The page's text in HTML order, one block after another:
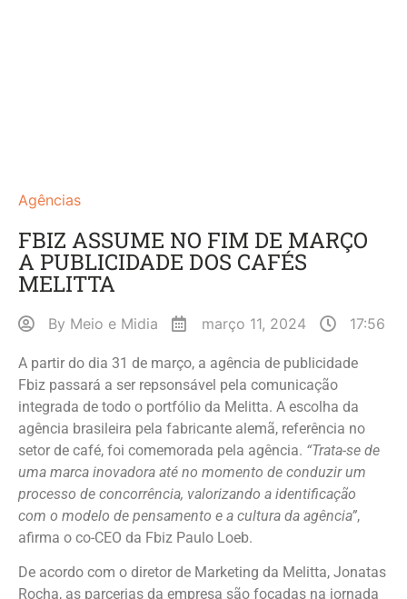
Agências
FBIZ ASSUME NO FIM DE MARÇO
A PUBLICIDADE DOS CAFÉS
MELITTA
By Meio e Midia março 11, 2024 17:56
A partir do dia 31 de março, a agência de publicidade
Fbiz passará a ser repsonsável pela comunicação
integrada de todo o portfólio da Melitta. A escolha da
agência brasileira pela fabricante alemã, referência no
setor de café, foi comemorada pela agência. “Trata-se de
uma marca inovadora até no momento de conduzir um
processo de concorrência, valorizando a identificação
com o modelo de pensamento e a cultura da agência”,
afirma o co-CEO da Fbiz Paulo Loeb.
De acordo com o diretor de Marketing da Melitta, Jonatas
Rocha, as parcerias da empresa são focadas na jornada